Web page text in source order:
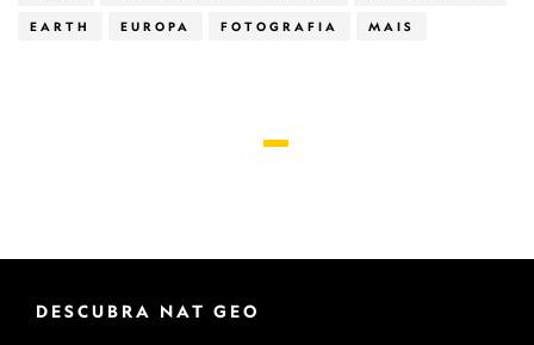
EARTH EUROPA FOTOGRAFIA MAIS
DESCUBRA NAT GEO